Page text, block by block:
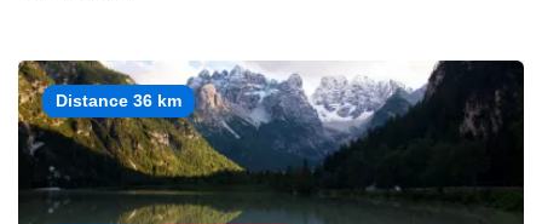
Distance 36 km